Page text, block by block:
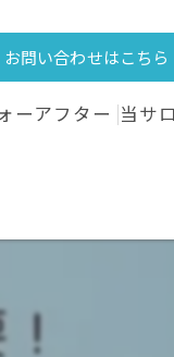
お問い合わせはこちら
ーアフター 当サ
全身